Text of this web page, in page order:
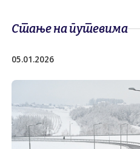
Стање на путевима
05.01.2026